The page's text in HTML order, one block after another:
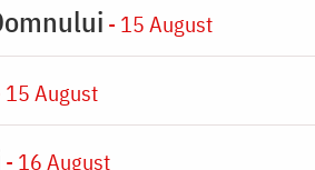
- 15 August
15 August
- 16 August